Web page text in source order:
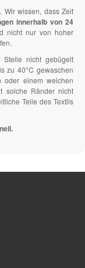
. Wir wissen, dass Zeit
innerhalb von 24
nicht nur von hoher
Stelle nicht gebügelt
zu 40°C gewaschen
oder einem weichen
solche Ränder nicht
Teile des Textils